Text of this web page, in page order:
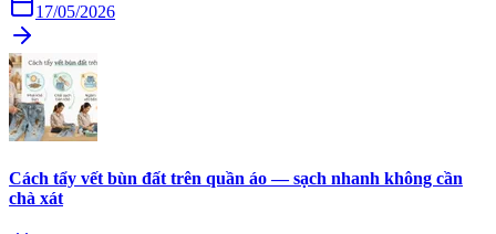
17/05/2026
Cách tẩy vết bùn đất trên quần áo — sạch nhanh không cần
chà xát